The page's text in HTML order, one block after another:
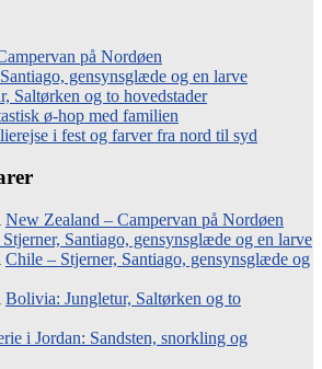
på Nordøen
gensynsglæde og en larve
Saltørken og to hovedstader
ø-hop med familien
i fest og farver fra nord til syd
New Zealand – Campervan på Nordøen
Santiago, gensynsglæde og en larve
Chile – Stjerner, Santiago, gensynsglæde og
Bolivia: Jungletur, Saltørken og to
i Jordan: Sandsten, snorkling og